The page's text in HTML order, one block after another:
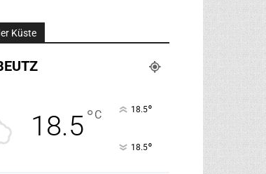
Küste
18.5°C 18.5°
18.5°